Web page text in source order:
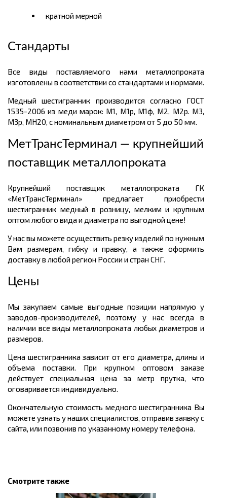
кратной мерной
Стандарты
Все виды поставляемого нами металлопроката
изготовлены в соответствии со стандартами и нормами.
Медный шестигранник производится согласно ГОСТ
1535-2006 из меди марок: М1, М1р, М1ф, М2, М2р. М3,
М3р, МН20, с номинальным диаметром от 5 до 50 мм.
МетТрансТерминал — крупнейший
поставщик металлопроката
Крупнейший поставщик металлопроката ГК
«МетТрансТерминал» предлагает приобрести
шестигранник медный в розницу, мелким и крупным
оптом любого вида и диаметра по выгодной цене!
У нас вы можете осуществить резку изделий по нужным
Вам размерам, гибку и правку, а также оформить
доставку в любой регион России и стран СНГ.
Цены
Мы закупаем самые выгодные позиции напрямую у
заводов-производителей, поэтому у нас всегда в
наличии все виды металлопроката любых диаметров и
размеров.
Цена шестигранника зависит от его диаметра, длины и
объема поставки. При крупном оптовом заказе
действует специальная цена за метр прутка, что
оговаривается индивидуально.
Окончательную стоимость медного шестигранника Вы
можете узнать у наших специалистов, отправив заявку с
сайта, или позвонив по указанному номеру телефона.
Смотрите также